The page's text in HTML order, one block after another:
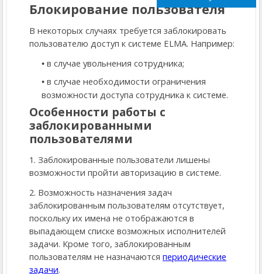
Блокирование пользователя
В некоторых случаях требуется заблокировать
пользователю доступ к системе ELMA. Например:
в случае увольнения сотрудника;
в случае необходимости ограничения
возможности доступа сотрудника к системе.
Особенности работы с
заблокированными
пользователями
1. Заблокированные пользователи лишены
возможности пройти авторизацию в системе.
2. Возможность назначения задач
заблокированным пользователям отсутствует,
поскольку их имена не отображаются в
выпадающем списке возможных исполнителей
задачи. Кроме того, заблокированным
пользователям не назначаются периодические
задачи.